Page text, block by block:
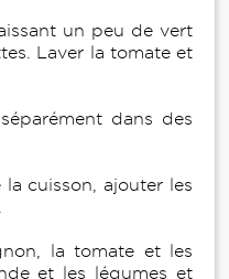
un peu de vert
Laver la tomate et
dans des
cuisson, ajouter les
la tomate et les
et les légumes et